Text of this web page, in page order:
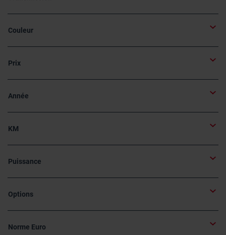
Couleur
Prix
Année
KM
Puissance
Options
Norme Euro